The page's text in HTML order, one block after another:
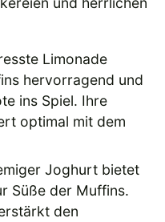
Limonade
hervorragend und
ins Spiel. Ihre
optimal mit dem
Joghurt bietet
Süße der Muffins.
den